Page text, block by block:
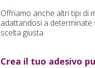
Offriamo anche altri tipi di
adattandosi a determinate
scelta giusta.
Crea il tuo adesivo